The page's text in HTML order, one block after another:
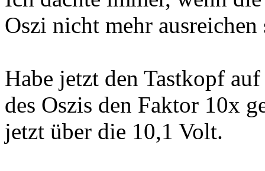
Oszi nicht mehr
Habe jetzt den Tastkopf
des Oszis den Faktor 10x
jetzt über die 10,1 Volt.